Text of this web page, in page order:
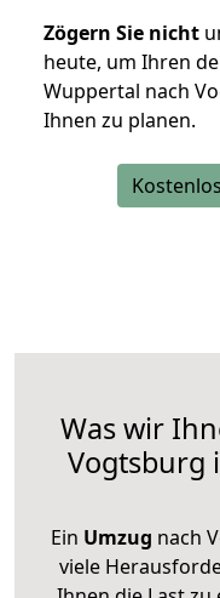
Zögern Sie nicht
heute, um Ihren
Wuppertal nach
Ihnen zu planen.
Was wir
Vogtsburg
Ein Umzug nach
viele